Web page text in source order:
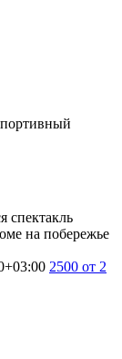
спектакль
на побережье
2500 от 2